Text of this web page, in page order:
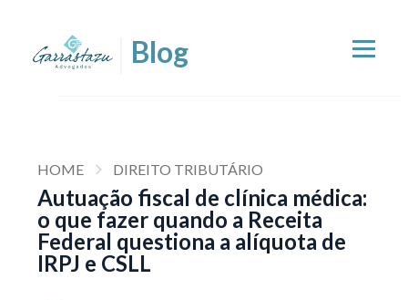
HOME DIREITO TRIBUTÁRIO
Autuação fiscal de clínica médica:
o que fazer quando a Receita
Federal questiona a alíquota de
IRPJ e CSLL